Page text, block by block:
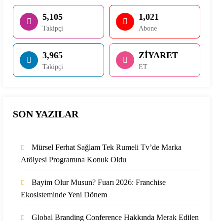
5,105
Takipçi
1,021
Abone
3,965
Takipçi
ZİYARET
ET
SON YAZILAR
Mürsel Ferhat Sağlam Tek Rumeli Tv’de Marka
Atölyesi Programına Konuk Oldu
Bayim Olur Musun? Fuarı 2026: Franchise
Ekosisteminde Yeni Dönem
Global Branding Conference Hakkında Merak Edilen